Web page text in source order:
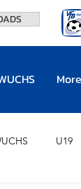
More
U19